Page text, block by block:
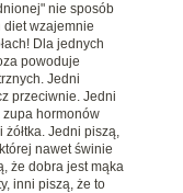
nie sposób
diet wzajemnie
Dla jednych
powoduje
Jedni
przeciwnie. Jedni
hormonów
Jedni piszą,
nawet świnie
że dobra jest mąka
inni piszą, że to